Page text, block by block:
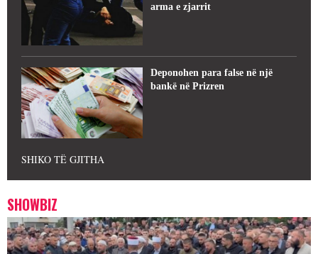
arma e zjarrit
Deponohen para false në një
bankë në Prizren
SHIKO TË GJITHA
SHOWBIZ